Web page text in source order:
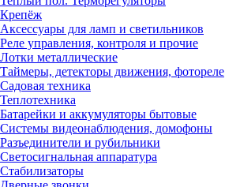
Крепёж
Аксессуары для ламп и светильников
Реле управления, контроля и прочие
Лотки металлические
Таймеры, детекторы движения, фотореле
Садовая техника
Теплотехника
Батарейки и аккумуляторы бытовые
Системы видеонаблюдения, домофоны
Разъединители и рубильники
Светосигнальная аппаратура
Стабилизаторы